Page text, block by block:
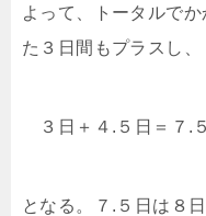
よって、トータルで
た３日間もプラスし、
３日＋４.５日＝７.
となる。７.５日は８